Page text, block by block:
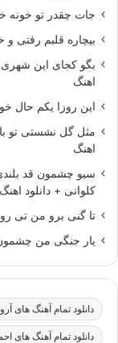
جات چقدر تو خونه
بیچاره قلبم رفتی و
بگو کجای این شهری
اهنگ
این روزا یکم حال
مثل گل نشستی تو
اهنگ
سیو چشمون قد
کلوانی + دانلود اهنگ
تا گنی برو من تی
یار جنگی من
دانلود تمام آهنگ های
دانلود تمام آهنگ های